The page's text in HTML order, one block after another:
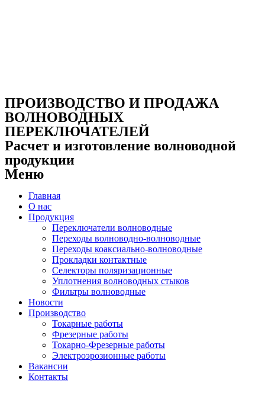
ПРОИЗВОДСТВО И ПРОДАЖА
ВОЛНОВОДНЫХ
ПЕРЕКЛЮЧАТЕЛЕЙ
Расчет и изготовление волноводной
продукции
Меню
Главная
О нас
Продукция
Переключатели волноводные
Переходы волноводно-волноводные
Переходы коаксиально-волноводные
Прокладки контактные
Селекторы поляризационные
Уплотнения волноводных стыков
Фильтры волноводные
Новости
Производство
Токарные работы
Фрезерные работы
Токарно-Фрезерные работы
Электроэрозионные работы
Вакансии
Контакты